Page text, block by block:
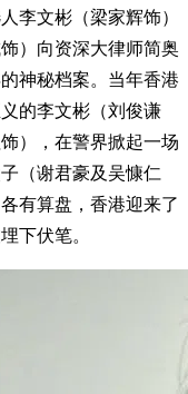
李文彬（梁家辉饰）
）向资深大律师简奥
神秘档案。当年香港
的李文彬（刘俊谦
），在警界掀起一场
（谢君豪及吴慷仁
有算盘，香港迎来了
下伏笔。